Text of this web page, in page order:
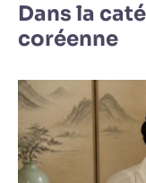
Dans la
coréenne